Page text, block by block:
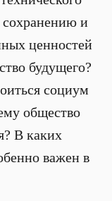
сохранению и
ценностей
будущего?
социум
общество
В каких
важен в